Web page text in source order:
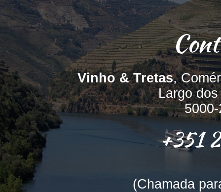
Vinho & Tretas,
Largo
+351
(Chamada